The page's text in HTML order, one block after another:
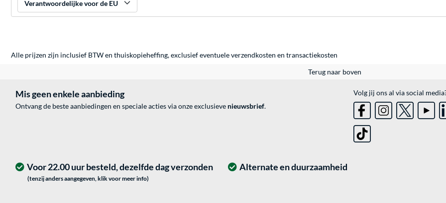
Verantwoordelijke voor de EU
Alle prijzen zijn inclusief BTW en thuiskopieheffing, exclusief eventueleverzendkosten en transactiekosten
Terug naar boven
Mis geen enkele aanbieding
Ontvang de beste aanbiedingen en speciale acties via onze exclusieve nieuwsbrief.
Volg jij ons al via social
Alternate en duurzaamheid
Voor 22.00 uur besteld, dezelfde dag verzonden
(tenzij anders aangegeven, klik voor meer info)